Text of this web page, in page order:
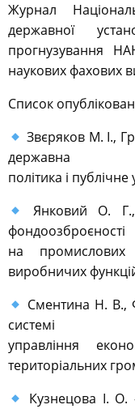
Журнал
державної
прогнузування
наукових фахових
Список
Звєряков М. І.,
державна
політика і публічне
Янковий О.
фондоозброєності
на промислових
виробничих
Сментина Н. В.,
системі
управління
територіальних
Кузнецова І. О.